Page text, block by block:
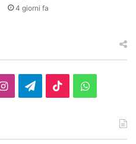
4 giorni fa
InstagramTelegram
TikTok